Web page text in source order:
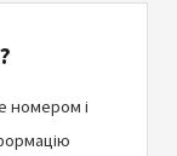
номером і